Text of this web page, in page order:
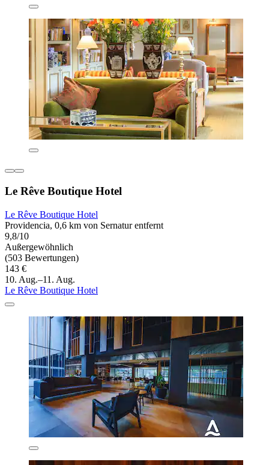
Le Rêve Boutique Hotel
Le Rêve Boutique Hotel
Providencia, 0,6 km von Sernatur entfernt
9,8/10
Außergewöhnlich
(503 Bewertungen)
143 €
10. Aug.–11. Aug.
Le Rêve Boutique Hotel